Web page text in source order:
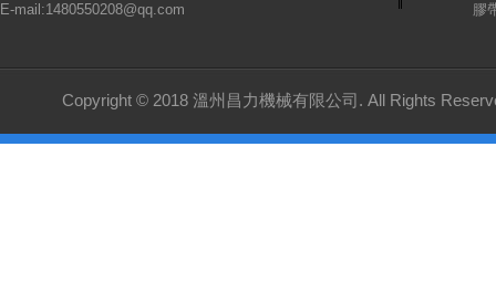
E-mail:1480550208@qq.com
膠
Copyright © 2018 溫州昌力機械有限公司. All Rights